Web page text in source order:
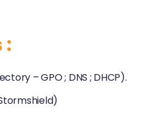
:
– GPO ; DNS ; DHCP).